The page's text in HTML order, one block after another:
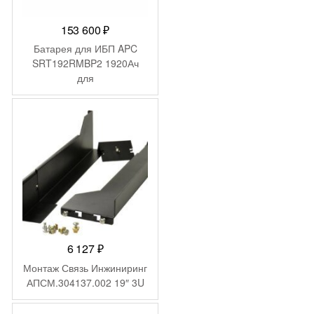
153 600₽
Батарея для ИБП APC
SRT192RMBP2 1920Ач
для
SRT10KRMXLI/SRT10KXLI/
SRT8KRMXLI/SRT8KXLI
6 127₽
Монтаж Связь Инжиниринг
АПСМ.304137.002 19″ 3U